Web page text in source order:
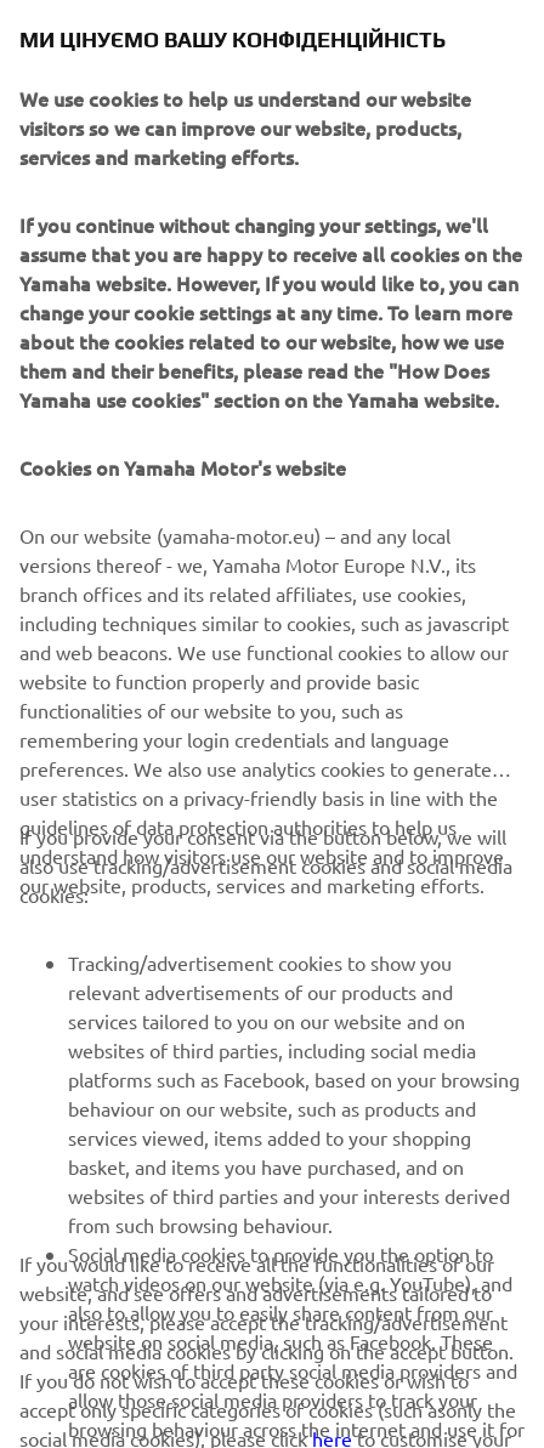
6X3 Пульт дистанційного керування з
прихованим боковим установленням
Спроєктований для встановлення ліворуч або
праворуч, цей пульт не заважає під рукою та чітко
забезпечує охайний вигляд консолі без жодних
нейтралі додає простого й надійного спокою завдяки
вбудованому захисту. Розумне рішення, що
заощаджує простір та ідеально підходить для
компактної панелі керування.
ЗНАЙДІТЬ НАЙБЛИЖЧОГО ДИЛЕРА
CORPORATE
MORE YAMAHA
SUPPORT
ІНФОРМАЦІЙНИЙ БЮЛЕТЕНЬ
Дізнавайтесь першими про останні пропозиції, спеціальні
події, оновлення та багато іншого
ПІДПИШІТЬСЯ
Ознайомтеся з нашою Політикою конфіденційності, щоб
дізнатися, як ми обробляємо ваші персональні дані:Політика
МИ ЦІНУЄМО ВАШУ КОНФІДЕНЦІЙНІСТЬ
We use cookies to help us understand our website
visitors so we can improve our website, products,
services and marketing efforts.
If you continue without changing your settings, we'll
assume that you are happy to receive all cookies on the
Yamaha website. However, If you would like to, you can
change your cookie settings at any time. To learn more
about the cookies related to our website, how we use
them and their benefits, please read the "How Does
Yamaha use cookies" section on the Yamaha website.
Cookies on Yamaha Motor's website
On our website (yamaha-motor.eu) – and any local
versions thereof - we, Yamaha Motor Europe N.V., its
branch offices and its related affiliates, use cookies,
including techniques similar to cookies, such as javascript
and web beacons. We use functional cookies to allow our
website to function properly and provide basic
functionalities of our website to you, such as
remembering your login credentials and language
preferences. We also use analytics cookies to generate
user statistics on a privacy-friendly basis in line with the
guidelines of data protection authorities to help us
understand how visitors use our website and to improve
our website, products, services and marketing efforts.
If you provide your consent via the button below, we will
also use tracking/advertisement cookies and social media
cookies:
Tracking/advertisement cookies to show you
relevant advertisements of our products and
services tailored to you on our website and on
websites of third parties, including social media
platforms such as Facebook, based on your browsing
behaviour on our website, such as products and
services viewed, items added to your shopping
basket, and items you have purchased, and on
websites of third parties and your interests derived
from such browsing behaviour.
Social media cookies to provide you the option to
watch videos on our website (via e.g. YouTube), and
also to allow you to easily share content from our
website on social media, such as Facebook. These
are cookies of third party social media providers and
allow those social media providers to track your
browsing behaviour across the internet and use it for
If you would like to receive all the functionalities of our
website, and see offers and advertisements tailored to
your interests, please accept the tracking/advertisement
and social media cookies by clicking on the accept button.
If you do not wish to accept these cookies or wish to
accept only specific categories of cookies (such asonly the
social media cookies), please clickhereto customise your